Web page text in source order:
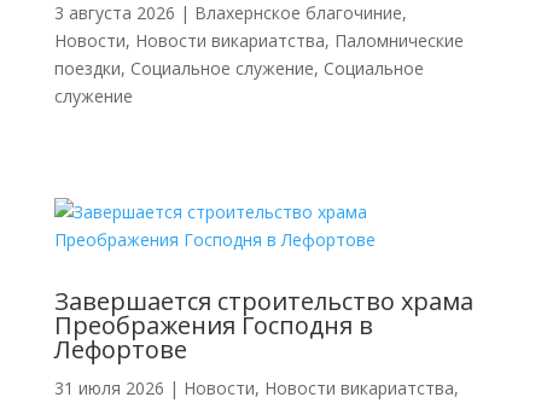
3 августа 2026 | Влахернское благочиние,
Новости, Новости викариатства, Паломнические
поездки, Социальное служение, Социальное
служение
Завершается строительство храма
Преображения Господня в
Лефортове
31 июля 2026 | Новости, Новости викариатства,